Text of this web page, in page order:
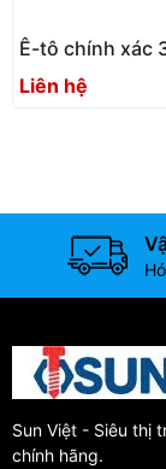
Ê-tô chính xác
Liên hệ
Sun Việt - Siêu thị
chính hãng.